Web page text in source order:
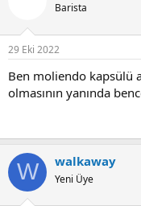
Barista
29 Eki 2022
Ben moliendo kapsülü
olmasının yanında
W walkaway
Yeni Üye